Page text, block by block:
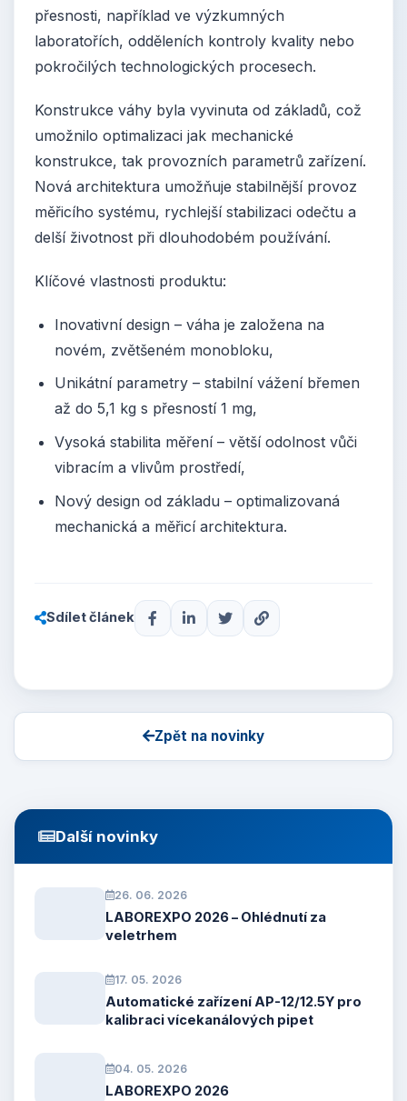
přesnosti, například ve výzkumných
laboratořích, odděleních kontroly kvality nebo
pokročilých technologických procesech.
Konstrukce váhy byla vyvinuta od základů, což
umožnilo optimalizaci jak mechanické
konstrukce, tak provozních parametrů zařízení.
Nová architektura umožňuje stabilnější provoz
měřicího systému, rychlejší stabilizaci odečtu a
delší životnost při dlouhodobém používání.
Klíčové vlastnosti produktu:
Inovativní design – váha je založena na
novém, zvětšeném monobloku,
Unikátní parametry – stabilní vážení břemen
až do 5,1 kg s přesností 1 mg,
Vysoká stabilita měření – větší odolnost vůči
vibracím a vlivům prostředí,
Nový design od základu – optimalizovaná
mechanická a měřicí architektura.
Sdílet článek
Zpět na novinky
Další novinky
26. 06. 2026
LABOREXPO 2026 – Ohlédnutí za
veletrhem
17. 05. 2026
Automatické zařízení AP-12/12.5Y pro
kalibraci vícekanálových pipet
04. 05. 2026
LABOREXPO 2026